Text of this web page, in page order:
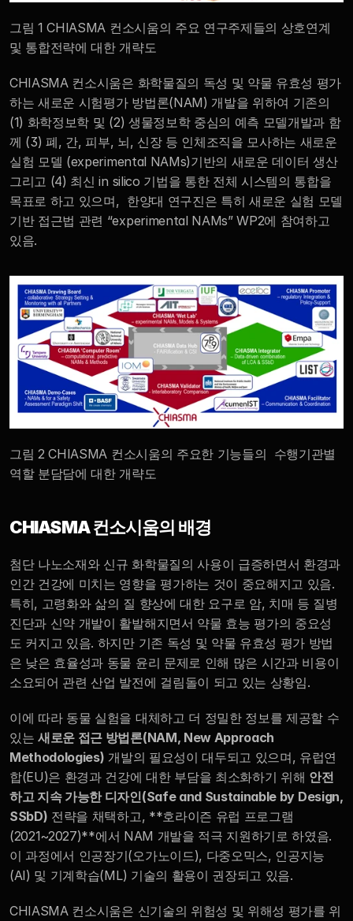
그림 1 CHIASMA 컨소시움의 주요 연구주제들의 상호연계
및 통합전략에 대한 개략도
CHIASMA 컨소시움은 화학물질의 독성 및 약물 유효성 평가
하는 새로운 시험평가 방법론(NAM) 개발을 위하여 기존의
(1) 화학정보학 및 (2) 생물정보학 중심의 예측 모델개발과 함
께 (3) 폐, 간, 피부, 뇌, 신장 등 인체조직을 모사하는 새로운
실험 모델 (experimental NAMs)기반의 새로운 데이터 생산
그리고 (4) 최신 in silico 기법을 통한 전체 시스템의 통합을
목표로 하고 있으며,  한양대 연구진은 특히 새로운 실험 모델
기반 접근법 관련 “experimental NAMs” WP2에 참여하고
있음.
그림 2 CHIASMA 컨소시움의 주요한 기능들의  수행기관별
역할 분담담에 대한 개략도
CHIASMA 컨소시움의 배경
첨단 나노소재와 신규 화학물질의 사용이 급증하면서 환경과
인간 건강에 미치는 영향을 평가하는 것이 중요해지고 있음.
특히, 고령화와 삶의 질 향상에 대한 요구로 암, 치매 등 질병
진단과 신약 개발이 활발해지면서 약물 효능 평가의 중요성
도 커지고 있음. 하지만 기존 독성 및 약물 유효성 평가 방법
은 낮은 효율성과 동물 윤리 문제로 인해 많은 시간과 비용이
소요되어 관련 산업 발전에 걸림돌이 되고 있는 상황임.
이에 따라 동물 실험을 대체하고 더 정밀한 정보를 제공할 수
있는 새로운 접근 방법론(NAM, New Approach
Methodologies) 개발의 필요성이 대두되고 있으며, 유럽연
합(EU)은 환경과 건강에 대한 부담을 최소화하기 위해 안전
하고 지속 가능한 디자인(Safe and Sustainable by Design,
SSbD) 전략을 채택하고, **호라이즌 유럽 프로그램
(2021~2027)**에서 NAM 개발을 적극 지원하기로 하였음.
이 과정에서 인공장기(오가노이드), 다중오믹스, 인공지능
(AI) 및 기계학습(ML) 기술의 활용이 권장되고 있음.
CHIASMA 컨소시움은 신기술의 위험성 및 위해성 평가를 위